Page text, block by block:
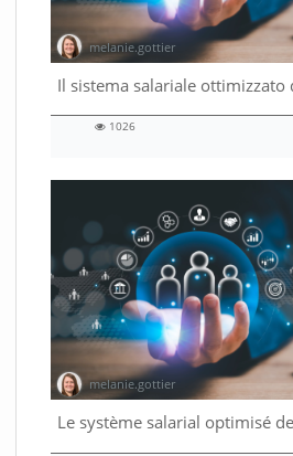
melanie.gottier
06:55 duration
1026
melanie.gottier
06:26 duration